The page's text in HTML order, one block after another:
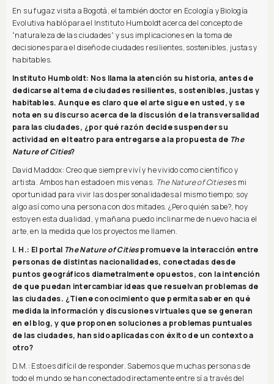
En su fugaz visita a Bogotá, el también doctor en Ecología y Biología
Evolutiva habló para el Instituto Humboldt acerca del concepto de
“naturaleza de las ciudades” y sus implicaciones en la toma de
decisiones para el diseño de ciudades resilientes, sostenibles, justas y
habitables.
Instituto Humboldt: Nos llama la atención su historia, antes de
dedicarse al tema de ciudades resilientes, sostenibles, justas y
habitables. Aunque es claro que el arte sigue en usted, y se
nota en su discurso acerca de la discusión de la transversalidad
para las ciudades, ¿por qué razón decide suspender su
actividad en el teatro para entregarse a la propuesta de The
Nature of Cities?
David Maddox: Creo que siempre viví y he vivido como científico y
artista. Ambos han estado en mis venas. The Nature of Citieses mi
oportunidad para vivir las dos personalidades al mismo tiempo; soy
algo así como una persona con dos mitades. ¿Pero quién sabe?, hoy
estoy en esta dualidad, y mañana puedo inclinarme de nuevo hacia el
arte, en la medida que los proyectos me llamen.
I. H.: El portal The Nature of Citiespromueve la interacción entre
personas de distintas nacionalidades, conectadas desde
puntos geográficos diametralmente opuestos, con la intención
de que puedan intercambiar ideas que resuelvan problemas de
las ciudades. ¿Tiene conocimiento que permita saber en qué
medida la información y discusiones virtuales que se generan
en el blog, y que proponen soluciones a problemas puntuales
de las ciudades, han sido aplicadas con éxito de un contexto a
otro?
D.M.: Esto es difícil de responder. Sabemos que muchas personas de
todo el mundo se han conectado directamente entre sí a través del